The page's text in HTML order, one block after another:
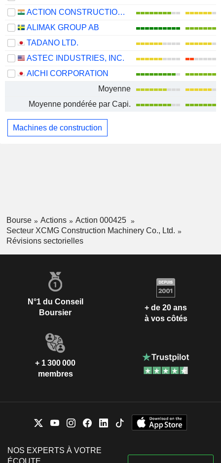
ACTION CONSTRUCTION EQUIPMENT LIMITED
ALIMAK GROUP AB
TADANO LTD.
ASTEC INDUSTRIES, INC.
AICHI CORPORATION
Moyenne
Moyenne pondérée par Capi.
Machines de construction
Bourse Actions
Action 000425
Secteur XCMG Construction Machinery Co., Ltd.
Révisions sectorielles
N°1 du Conseil
Boursier
+ de 20 ans
à vos côtés
+ 1 300 000
membres
NOS EXPERTS À VOTRE
ÉCOUTE